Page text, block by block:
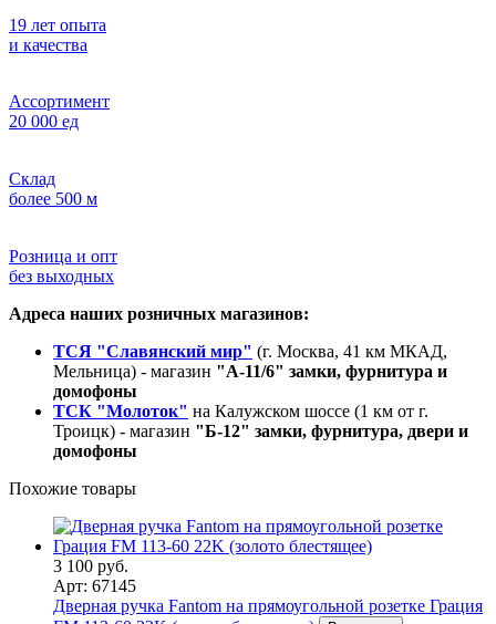
19 лет опыта
и качества
Ассортимент
20 000 ед
Склад
более 500 м
Розница и опт
без выходных
Адреса наших розничных магазинов:
ТСЯ "Славянский мир" (г. Москва, 41 км МКАД,
Мельница) - магазин "А-11/6" замки, фурнитура и
домофоны
ТСК "Молоток" на Калужском шоссе (1 км от г.
Троицк) - магазин "Б-12" замки, фурнитура, двери и
домофоны
Похожие товары
3 100 руб.
Арт: 67145
Дверная ручка Fantom на прямоугольной розетке Грация